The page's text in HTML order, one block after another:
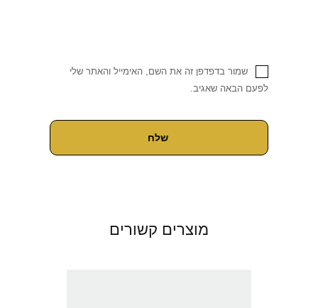
שמור בדפדפן זה את השם, האימייל והאתר שלי
לפעם הבאה שאגיב.
מוצרים קשורים